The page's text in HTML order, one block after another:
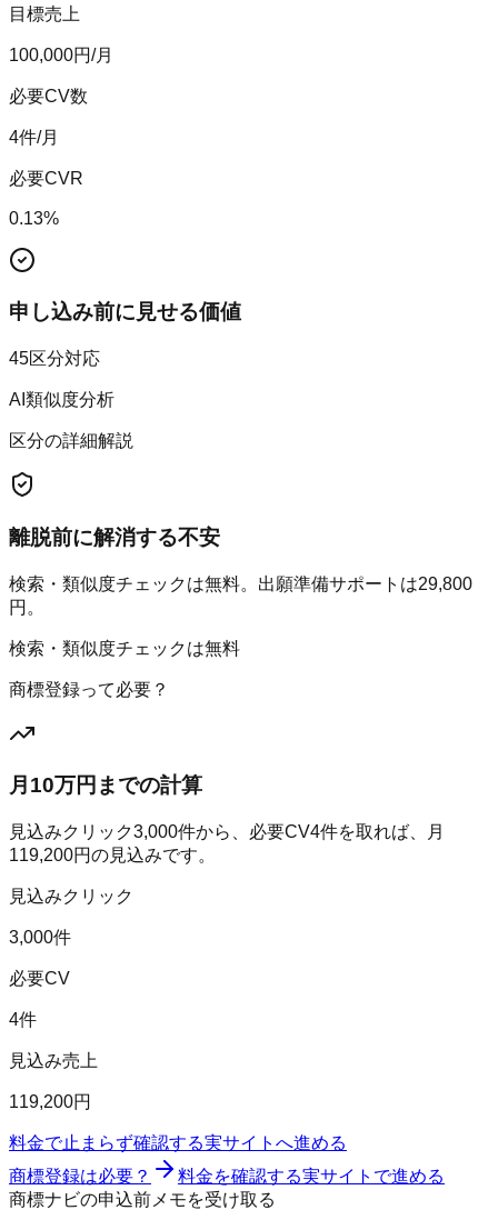
目標売上
100,000円/月
必要CV数
4件/月
必要CVR
0.13%
申し込み前に見せる価値
45区分対応
AI類似度分析
区分の詳細解説
離脱前に解消する不安
検索・類似度チェックは無料。出願準備サポートは29,800
円。
検索・類似度チェックは無料
商標登録って必要？
月10万円までの計算
見込みクリック3,000件から、必要CV4件を取れば、月
119,200円の見込みです。
見込みクリック
3,000件
必要CV
4件
見込み売上
119,200円
料金で止まらず確認する実サイトへ進める
商標登録は必要？
料金を確認する実サイトで進める
商標ナビの申込前メモを受け取る